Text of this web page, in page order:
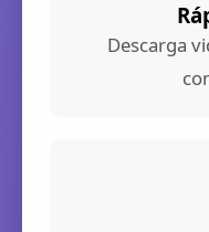
Descarga